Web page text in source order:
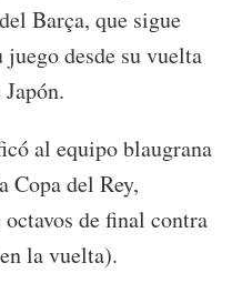
Barça, que sigue
desde su vuelta
al equipo blaugrana
Copa del Rey,
de final contra
la vuelta).